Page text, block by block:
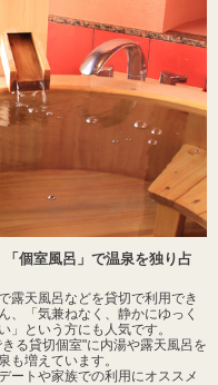
個室風呂」で温泉を独り占
露天風呂などを貸切で利用でき
、「気兼ねなく、静かにゆっく
」という方にも人気です。
る貸切個室"に内湯や露天風呂を
も増えています。
ートや家族での利用にオススメ